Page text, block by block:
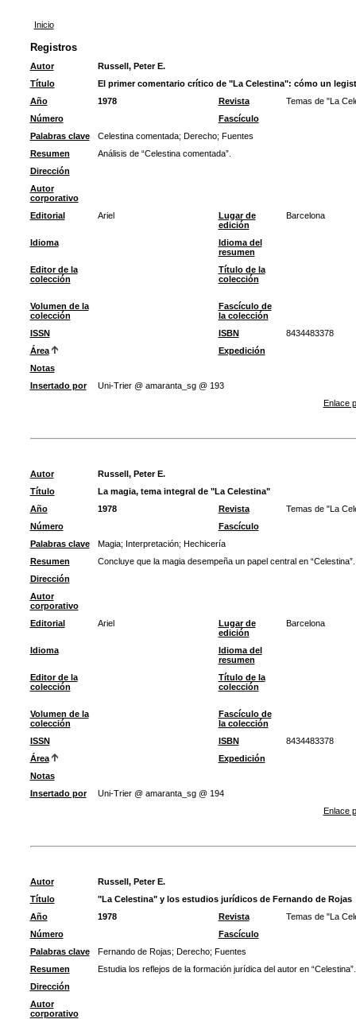
Inicio
Registros
Autor
Russell, Peter E.
Título
El primer comentario crítico de "La Celestina": cómo un
Año
1978 Revista
Temas de "La
Número
Fascículo
Palabras clave
Celestina comentada; Derecho; Fuentes
Resumen
Análisis de “Celestina comentada”.
Dirección
Autor
corporativo
Editorial
Ariel
Lugar de
edición
Barcelona
Idioma
Idioma del
resumen
Editor de la
colección
Título de la
colección
Volumen de la
colección
Fascículo de
la colección
ISSN
ISBN
8434483378
Área
Expedición
Notas
Insertado por
Uni-Trier @ amaranta_sg @ 193
Enlace
Autor
Russell, Peter E.
Título
La magia, tema integral de "La Celestina"
Año
1978 Revista
Temas de "La
Número
Fascículo
Palabras clave
Magia; Interpretación; Hechicería
Resumen
Concluye que la magia desempeña un papel central en “Celestina”.
Dirección
Autor
corporativo
Editorial
Ariel
Lugar de
edición
Barcelona
Idioma
Idioma del
resumen
Editor de la
colección
Título de la
colección
Volumen de la
colección
Fascículo de
la colección
ISSN
ISBN
8434483378
Área
Expedición
Notas
Insertado por
Uni-Trier @ amaranta_sg @ 194
Enlace
Autor
Russell, Peter E.
Título
"La Celestina" y los estudios jurídicos de Fernando de Rojas
Año
1978 Revista
Temas de "La
Número
Fascículo
Palabras clave
Fernando de Rojas; Derecho; Fuentes
Resumen
Estudia los reflejos de la formación jurídica del autor en “Celestina”.
Dirección
Autor
corporativo